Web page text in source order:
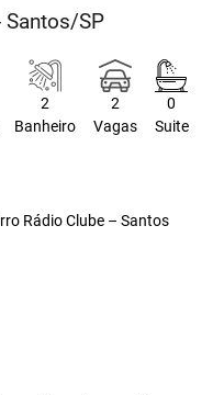
Santos/SP
2
Banheiro
2
Vagas
0
Suite
Rádio Clube – Santos